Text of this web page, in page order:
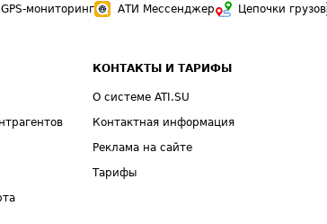
GPS-мониторинг АТИ Мессенджер Цепочки грузов
КОНТАКТЫ И ТАРИФЫ
О системе ATI.SU
Контактная информация
Реклама на сайте
Тарифы